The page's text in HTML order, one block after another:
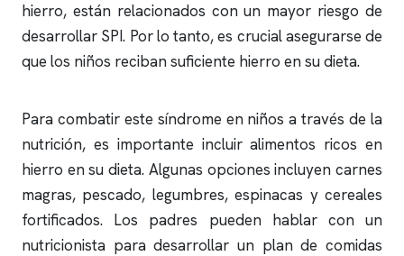
hierro, están relacionados con un mayor riesgo de
desarrollar SPI. Por lo tanto, es crucial asegurarse de
que los niños reciban suficiente hierro en su dieta.
Para combatir este síndrome en niños a través de la
nutrición, es importante incluir alimentos ricos en
hierro en su dieta. Algunas opciones incluyen carnes
magras, pescado, legumbres, espinacas y cereales
fortificados. Los padres pueden hablar con un
nutricionista para desarrollar un plan de comidas